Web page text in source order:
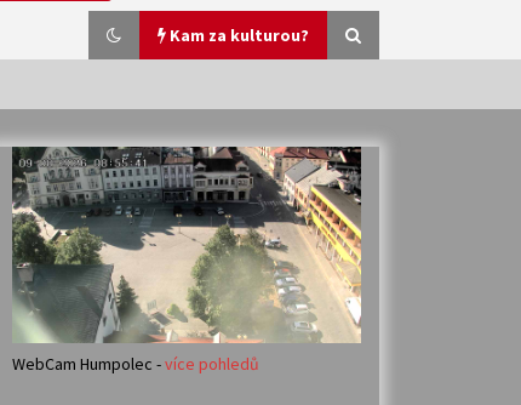
Kam za kulturou?
Veselí muzikanti
30. 7. 2026
Votavžatský ploty
23. 7. 2026
WebCam Humpolec -více pohledů